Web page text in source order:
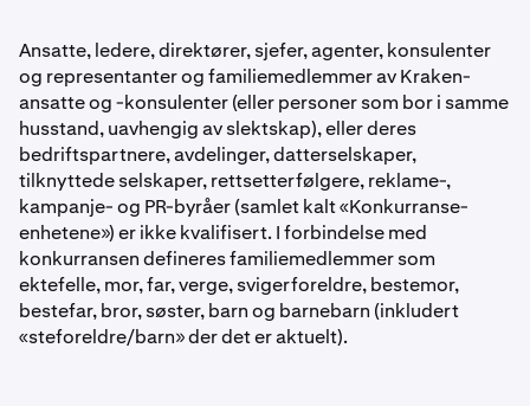
Ansatte, ledere, direktører, sjefer, agenter, konsulenter
og representanter og familiemedlemmer av Kraken-
ansatte og -konsulenter (eller personer som bor i samme
husstand, uavhengig av slektskap), eller deres
bedriftspartnere, avdelinger, datterselskaper,
tilknyttede selskaper, rettsetterfølgere, reklame-,
kampanje- og PR-byråer (samlet kalt «Konkurranse-
enhetene») er ikke kvalifisert. I forbindelse med
konkurransen defineres familiemedlemmer som
ektefelle, mor, far, verge, svigerforeldre, bestemor,
bestefar, bror, søster, barn og barnebarn (inkludert
«steforeldre/barn» der det er aktuelt).